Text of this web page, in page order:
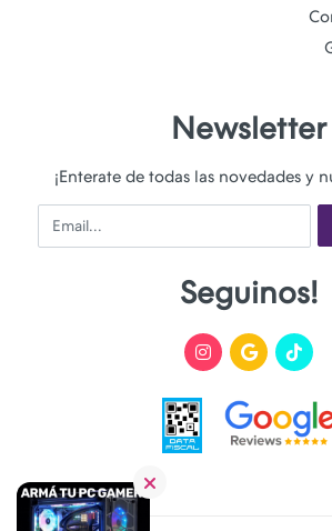
Newsletter
¡Enterate de todas las novedades y
Email
Seguinos!